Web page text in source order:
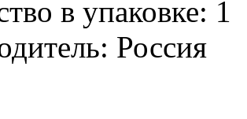
в упаковке: 1
Россия